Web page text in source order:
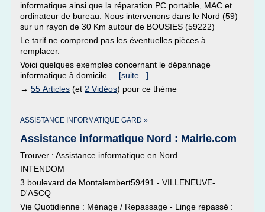
informatique ainsi que la réparation PC portable, MAC et
ordinateur de bureau. Nous intervenons dans le Nord (59)
sur un rayon de 30 Km autour de BOUSIES (59222)
Le tarif ne comprend pas les éventuelles pièces à
remplacer.
Voici quelques exemples concernant le dépannage
informatique à domicile... [suite...]
→ 55 Articles (et 2 Vidéos) pour ce thème
ASSISTANCE INFORMATIQUE GARD »
Assistance informatique Nord : Mairie.com
Trouver : Assistance informatique en Nord
INTENDOM
3 boulevard de Montalembert59491 - VILLENEUVE-
D'ASCQ
Vie Quotidienne : Ménage / Repassage - Linge repassé :